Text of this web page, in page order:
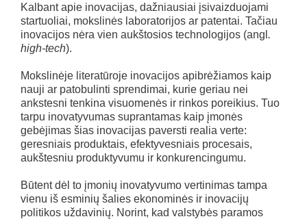
Kalbant apie inovacijas, dažniausiai įsivaizduojami
startuoliai, mokslinės laboratorijos ar patentai. Tačiau
inovacijos nėra vien aukštosios technologijos (angl .
high-tech).
Mokslinėje literatūroje inovacijos apibrėžiamos kaip
nauji ar patobulinti sprendimai, kurie geriau nei
ankstesni tenkina visuomenės ir rinkos poreikius. Tuo
tarpu inovatyvumas suprantamas kaip įmonės
gebėjimas šias inovacijas paversti realia verte:
geresniais produktais, efektyvesniais procesais,
aukštesniu produktyvumu ir konkurencingumu.
Būtent dėl to įmonių inovatyvumo vertinimas tampa
vienu iš esminių šalies ekonominės ir inovacijų
politikos uždavinių. Norint, kad valstybės paramos